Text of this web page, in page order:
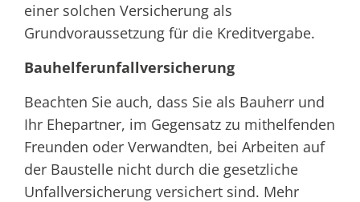
einer solchen Versicherung als
Grundvoraussetzung für die Kreditvergabe.
Bauhelferunfallversicherung
Beachten Sie auch, dass Sie als Bauherr und
Ihr Ehepartner, im Gegensatz zu mithelfenden
Freunden oder Verwandten, bei Arbeiten auf
der Baustelle nicht durch die gesetzliche
Unfallversicherung versichert sind. Mehr